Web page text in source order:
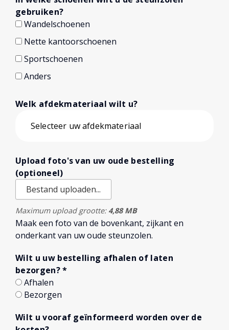
gebruiken?
Wandelschoenen
Nette kantoorschoenen
Sportschoenen
Anders
Welk afdekmateriaal wilt u?
Upload foto's van uw oude bestelling
(optioneel)
Bestand uploaden...
Maximum upload grootte: 4,88 MB
Maak een foto van de bovenkant, zijkant en
onderkant van uw oude steunzolen.
Wilt u uw bestelling afhalen of laten
bezorgen?*
Afhalen
Bezorgen
Wilt u vooraf geïnformeerd worden over de